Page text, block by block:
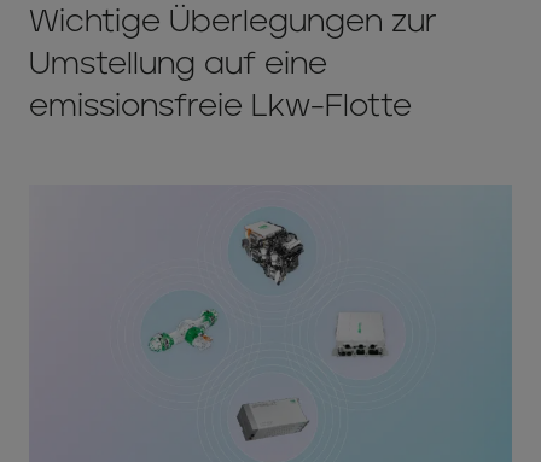
Wichtige Überlegungen zur
Umstellung auf eine
emissionsfreie Lkw-Flotte